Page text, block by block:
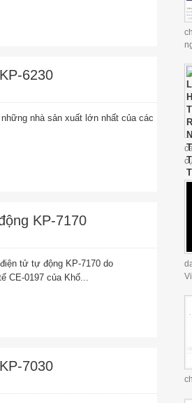
6230
nhà sản xuất lớn nhất của các
KP-7170
tử tự động KP-7170 do
CE-0197 của Khố...
7030